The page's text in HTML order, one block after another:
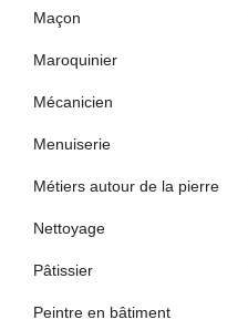
Maçon
Maroquinier
Mécanicien
Menuiserie
Métiers autour de la pierre
Nettoyage
Pâtissier
Peintre en bâtiment